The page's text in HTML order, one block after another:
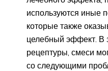
используются иные
которые также
целебный эффект. В
рецептуры, смеси
со следующими